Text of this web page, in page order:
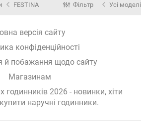
FESTINA Фільтр Усі моделі
версія сайту
конфіденційності
й побажання щодо сайту
Магазинам
годинників 2026 - новинки, хіти
купити наручні годинники.